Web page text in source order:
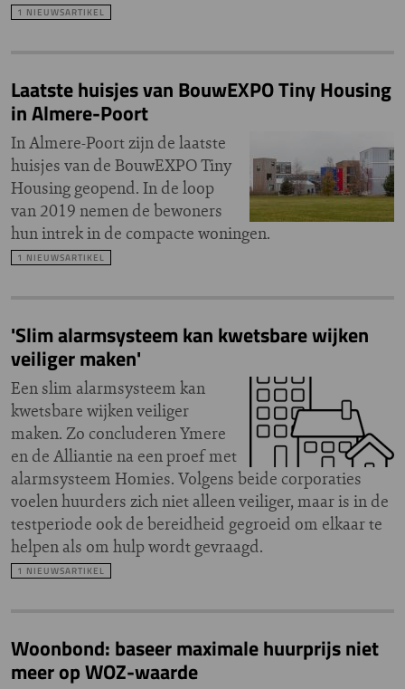
1 NIEUWSARTIKEL
Laatste huisjes van BouwEXPO Tiny Housing
in Almere-Poort
In Almere-Poort zijn de laatste
huisjes van de BouwEXPO Tiny
Housing geopend. In de loop
van 2019 nemen de bewoners
hun intrek in de compacte woningen.
1 NIEUWSARTIKEL
'Slim alarmsysteem kan kwetsbare wijken
veiliger maken'
Een slim alarmsysteem kan
kwetsbare wijken veiliger
maken. Zo concluderen Ymere
en de Alliantie na een proef met
alarmsysteem Homies. Volgens beide corporaties
voelen huurders zich niet alleen veiliger, maar is in de
testperiode ook de bereidheid gegroeid om elkaar te
helpen als om hulp wordt gevraagd.
1 NIEUWSARTIKEL
Woonbond: baseer maximale huurprijs niet
meer op WOZ-waarde